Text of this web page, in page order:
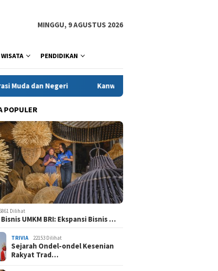
MINGGU, 9 AGUSTUS 2026
WISATA PENDIDIKAN
Kanwil Kementerian HAM Jabar Tindaklanjuti Kasus
POPULER
Dilihat
UMKM BRI: Ekspansi Bisnis …
TRIVIA 22153 Dilihat
Sejarah Ondel-ondel Kesenian
Rakyat Trad…